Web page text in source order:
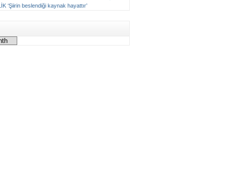
‘Şiirin beslendiği kaynak hayattır’